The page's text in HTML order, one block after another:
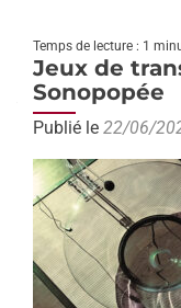
Temps de lecture : 1
Jeux de
Sonopopée
Publié le 22/06/